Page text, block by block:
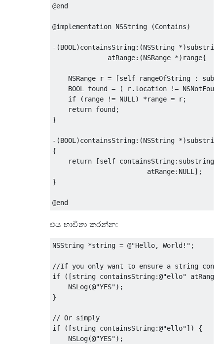
@end
@implementation NSString (Contains)
-(BOOL )containsString:(NSString *)
              atRange
:(NSRange *) range{
NSRange r = [self rangeOfString :
    BOOL found
= ( r. location !=
if
( range != NULL ) *range = r;
return found;
}
-(BOOL )containsString:(NSString *)
{
return
[self containsString: substring
                        atRange
: NULL ];
}
@end
එය භාවිතා කරන්න:
NSString *string = @"Hello, World!" ;
//If you only want to ensure a string
if
([string containsString:@"ello" atRange
NSLog(@"YES");
}
// Or simply
if
([string containsString:@"ello"])
{
NSLog(@"YES");